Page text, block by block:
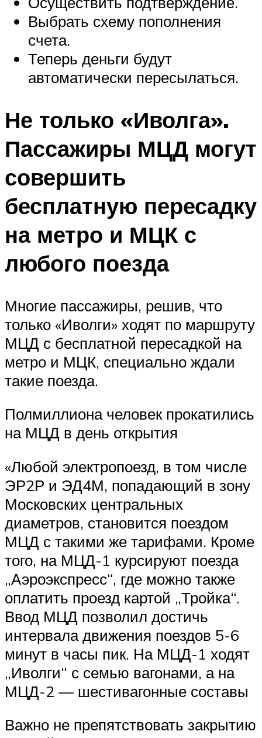
Выбрать схему пополнения
счета.
Теперь деньги будут
автоматически пересылаться.
Не только «Иволга».
Пассажиры МЦД могут
совершить
бесплатную пересадку
на метро и МЦК с
любого поезда
Многие пассажиры, решив, что
только «Иволги» ходят по маршруту
МЦД с бесплатной пересадкой на
метро и МЦК, специально ждали
такие поезда.
Полмиллиона человек прокатились
на МЦД в день открытия
«Любой электропоезд, в том числе
ЭР2Р и ЭД4М, попадающий в зону
Московских центральных
диаметров, становится поездом
МЦД с такими же тарифами. Кроме
того, на МЦД-1 курсируют поезда
„Аэроэкспресс“, где можно также
оплатить проезд картой „Тройка“.
Ввод МЦД позволил достичь
интервала движения поездов 5-6
минут в часы пик. На МЦД-1 ходят
„Иволги“ с семью вагонами, а на
МЦД-2 — шестивагонные составы
Важно не препятствовать закрытию